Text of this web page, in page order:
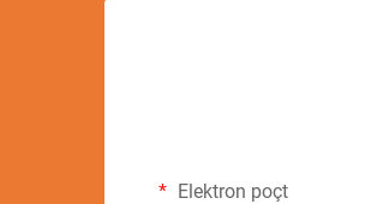
Elektron poçt